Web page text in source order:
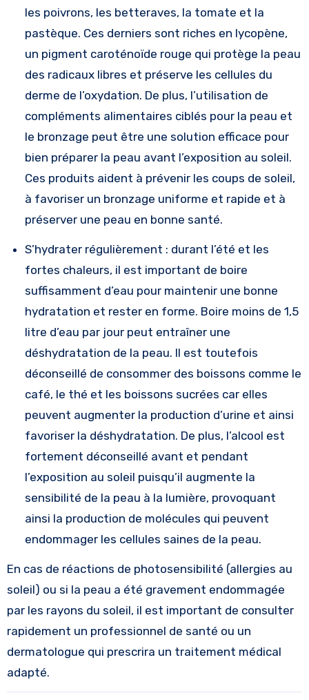
les poivrons, les betteraves, la tomate et la
pastèque. Ces derniers sont riches en lycopène,
un pigment caroténoïde rouge qui protège la peau
des radicaux libres et préserve les cellules du
derme de l’oxydation. De plus, l’utilisation de
compléments alimentaires ciblés pour la peau et
le bronzage peut être une solution efficace pour
bien préparer la peau avant l’exposition au soleil.
Ces produits aident à prévenir les coups de soleil,
à favoriser un bronzage uniforme et rapide et à
préserver une peau en bonne santé.
S’hydrater régulièrement : durant l’été et les
fortes chaleurs, il est important de boire
suffisamment d’eau pour maintenir une bonne
hydratation et rester en forme. Boire moins de 1,5
litre d’eau par jour peut entraîner une
déshydratation de la peau. Il est toutefois
déconseillé de consommer des boissons comme le
café, le thé et les boissons sucrées car elles
peuvent augmenter la production d’urine et ainsi
favoriser la déshydratation. De plus, l’alcool est
fortement déconseillé avant et pendant
l’exposition au soleil puisqu’il augmente la
sensibilité de la peau à la lumière, provoquant
ainsi la production de molécules qui peuvent
endommager les cellules saines de la peau.
En cas de réactions de photosensibilité (allergies au
soleil) ou si la peau a été gravement endommagée
par les rayons du soleil, il est important de consulter
rapidement un professionnel de santé ou un
dermatologue qui prescrira un traitement médical
adapté.